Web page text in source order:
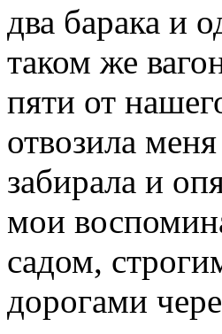
два барака и
таком же
пяти от
отвозила
забирала и
мои
садом,
дорогами